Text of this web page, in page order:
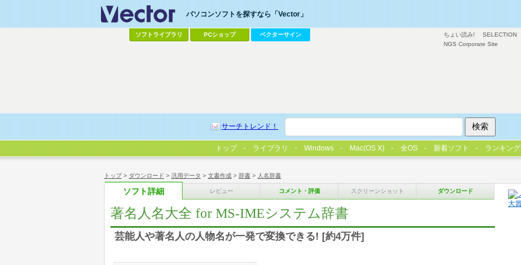
トップ> ダウンロード > 汎用データ > 文書作成 > 辞書 > 人名辞書
ソフト詳細 レビュー コメント・評価 スクリーンショット ダウンロード
著名人名大全 for MS-IMEシステム辞書
芸能人や著名人の人物名が一発で変換できる! [約4万件]
ちょい読み! SELECTION
NGS Corporate Site
パソコンソフトを探すなら「Vector」
ソフトライブラリ PCショップ ベクターサイン
サーチトレンド！
トップ ライブラリ Windows Mac(OS X) 全OS 新着ソフト ランキング